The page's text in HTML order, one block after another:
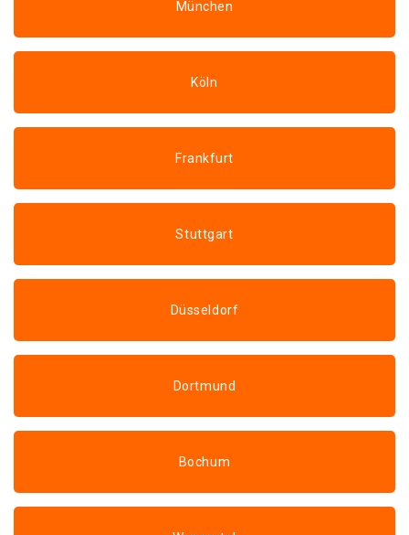
München
Köln
Frankfurt
Stuttgart
Düsseldorf
Dortmund
Bochum